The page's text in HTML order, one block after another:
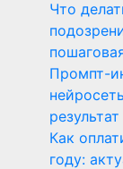
Что
Промпт-
результат
Как
году: